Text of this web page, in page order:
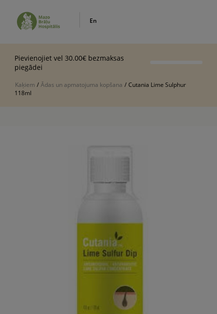
En
Pievienojiet vel 30.00€ bezmaksas
piegādei
Kaķiem / Ādas un apmatojuma kopšana / Cutania Lime Sulphur
118ml